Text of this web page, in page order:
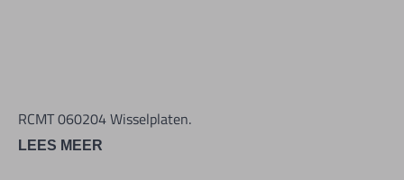
RCMT 060204 Wisselplaten.
LEES MEER